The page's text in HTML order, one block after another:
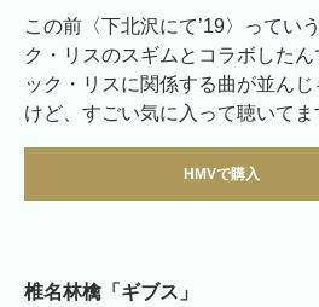
この前〈下北沢にて’19〉ってい
ク・リスのスギムとコラボした
ック・リスに関係する曲が並ん
けど、すごい気に入って聴いてま
HMVで購入
椎名林檎「ギブス」